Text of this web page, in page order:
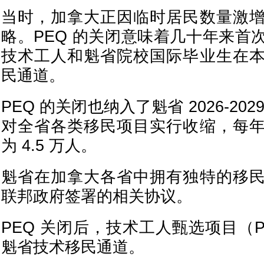
当时，加拿大正因临时居民数量激
略。PEQ 的关闭意味着几十年来首
技术工人和魁省院校国际毕业生在
民通道。
PEQ 的关闭也纳入了魁省 2026-
对全省各类移民项目实行收缩，每
为 4.5 万人。
魁省在加拿大各省中拥有独特的移
联邦政府签署的相关协议。
PEQ 关闭后，技术工人甄选项目（
魁省技术移民通道。